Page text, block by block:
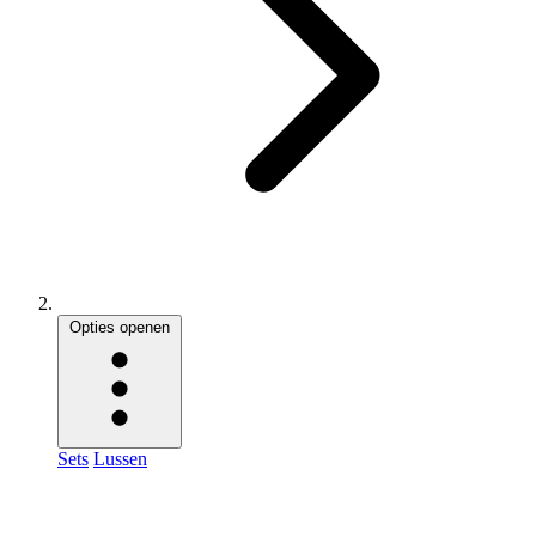
Opties openen
Sets Lussen